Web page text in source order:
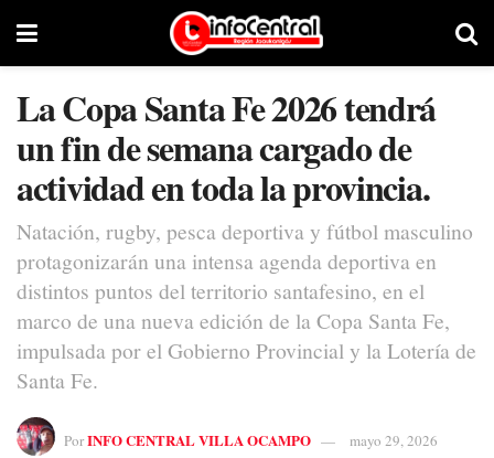
La Copa Santa Fe 2026 tendrá
un fin de semana cargado de
actividad en toda la provincia.
Natación, rugby, pesca deportiva y fútbol masculino
protagonizarán una intensa agenda deportiva en
distintos puntos del territorio santafesino, en el
marco de una nueva edición de la Copa Santa Fe,
impulsada por el Gobierno Provincial y la Lotería de
Santa Fe.
PorINFO CENTRAL VILLA OCAMPO mayo 29, 2026